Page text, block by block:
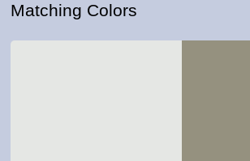
Matching Colors